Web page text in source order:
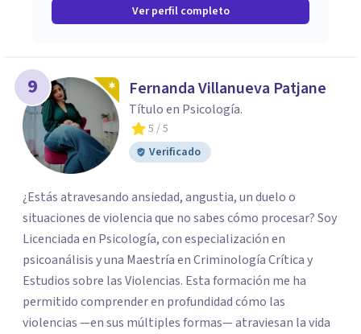
Ver perfil completo
9 Fernanda Villanueva Patjane
Título en Psicología.
5 / 5
Verificado
¿Estás atravesando ansiedad, angustia, un duelo o
situaciones de violencia que no sabes cómo procesar? Soy
Licenciada en Psicología, con especialización en
psicoanálisis y una Maestría en Criminología Crítica y
Estudios sobre las Violencias. Esta formación me ha
permitido comprender en profundidad cómo las
violencias —en sus múltiples formas— atraviesan la vida